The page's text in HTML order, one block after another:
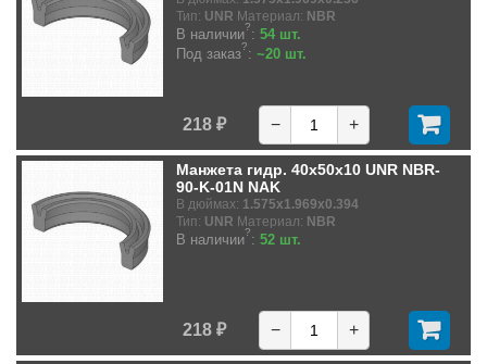
Тип: UNR Материал: NBR
В наличии?: 54 шт.
Под заказ?: ~20 шт.
218 ₽ − +
Манжета гидр. 40x50x10 UNR NBR-
90-K-01N NAK
В дюймах: 1.575x1.969x0.394
Тип: UNR Материал: NBR
В наличии?: 52 шт.
218 ₽ − +